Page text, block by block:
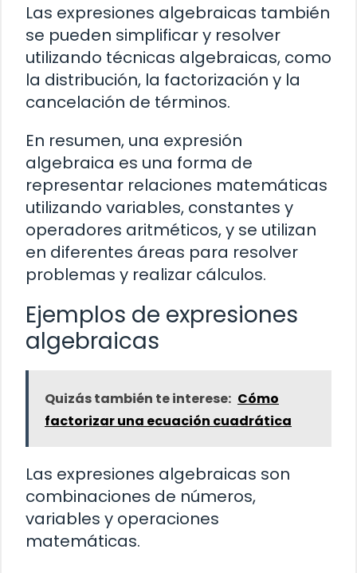
Las expresiones algebraicas también
se pueden simplificar y resolver
utilizando técnicas algebraicas, como
la distribución, la factorización y la
cancelación de términos.
En resumen, una expresión
algebraica es una forma de
representar relaciones matemáticas
utilizando variables, constantes y
operadores aritméticos, y se utilizan
en diferentes áreas para resolver
problemas y realizar cálculos.
Ejemplos de expresiones
algebraicas
Quizás también te interese: Cómo
factorizar una ecuación cuadrática
Las expresiones algebraicas son
combinaciones de números,
variables y operaciones
matemáticas.